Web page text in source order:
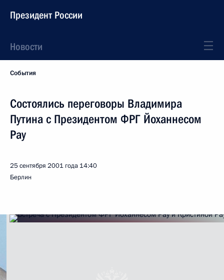
Президент России
Новости
События
Состоялись переговоры Владимира
Путина с Президентом ФРГ Йоханнесом
Рау
25 сентября 2001 года 14:40
Берлин